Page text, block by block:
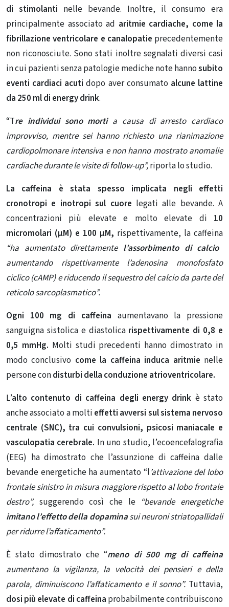
di stimolanti nelle bevande. Inoltre, il consumo era
principalmente associato ad aritmie cardiache, come la
fibrillazione ventricolare e canalopatie precedentemente
non riconosciute. Sono stati inoltre segnalati diversi casi
in cui pazienti senza patologie mediche note hannosubito
eventi cardiaci acuti dopo aver consumato alcune lattine
da 250 ml di energy drink.
“Tre individui sono mortia causa di arresto cardiaco
improvviso, mentre sei hanno richiesto una rianimazione
cardiopolmonare intensiva e non hanno mostrato anomalie
cardiache durante le visite di follow-up”,riporta lo studio.
La caffeina è stata spesso implicata negli effetti
cronotropi e inotropi sul cuore legati alle bevande. A
concentrazioni più elevate e molto elevate di 10
micromolari (μM) e 100 µM, rispettivamente, la caffeina
“ha aumentato direttamente l’assorbimento di calcio
aumentando rispettivamente l’adenosina monofosfato
ciclico (cAMP) e riducendo il sequestro del calcio da parte del
reticolo sarcoplasmatico”.
Ogni 100 mg di caffeina aumentavano la pressione
sanguigna sistolica e diastolica rispettivamente di 0,8 e
0,5 mmHg. Molti studi precedenti hanno dimostrato in
modo conclusivo come la caffeina induca aritmie nelle
persone condisturbi della conduzione atrioventricolare.
L’alto contenuto di caffeina degli energy drink è stato
anche associato a molti effetti avversi sul sistema nervoso
centrale (SNC), tra cui convulsioni, psicosi maniacale e
vasculopatia cerebrale. In uno studio, l’ecoencefalografia
(EEG) ha dimostrato che l’assunzione di caffeina dalle
bevande energetiche ha aumentato “l’attivazione del lobo
frontale sinistro in misura maggiore rispetto al lobo frontale
destro”, suggerendo così che le“bevande energetiche
imitano l’effetto della dopaminasui neuroni striatopallidali
per ridurre l’affaticamento”.
È stato dimostrato che “meno di 500 mg di caffeina
aumentano la vigilanza, la velocità dei pensieri e della
parola, diminuiscono l’affaticamento e il sonno”. Tuttavia,
dosi più elevate di caffeina probabilmente contribuiscono